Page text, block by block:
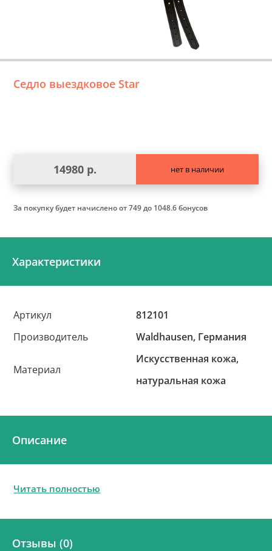
Седло выездковое Star
14980 р. нет в наличии
За покупку будет начисленоот 749 до 1048.6 бонусов
Характеристики
Артикул
812101
Производитель
Waldhausen, Германия
Материал
Искусственная кожа,
натуральная кожа
Описание
Читать полностью
Отзывы (0)